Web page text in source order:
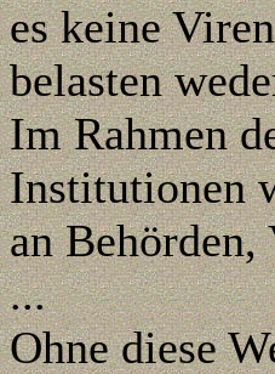
es keine
belasten
Im Rahmen
Institutionen
an Behörden,
...
Ohne diese